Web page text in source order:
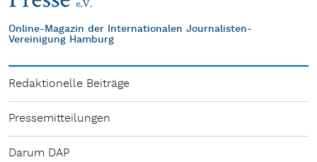
Online-Magazin der Internationalen Journalisten-
Vereinigung Hamburg
Redaktionelle Beiträge
Pressemitteilungen
Darum DAP